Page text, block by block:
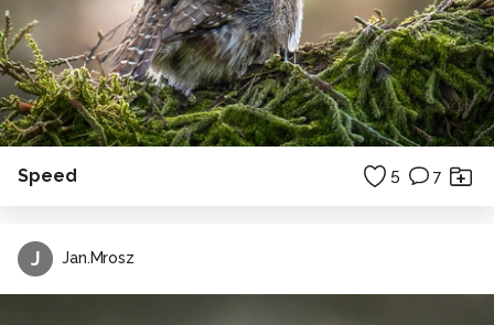
Speed 5 7
J Jan.Mrosz